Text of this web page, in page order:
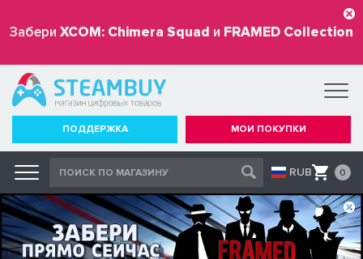
Забери XCOM: Chimera Squad и FRAMED Collection
бесплатно
ПОДДЕРЖКА МОИ ПОКУПКИ
RUB 0